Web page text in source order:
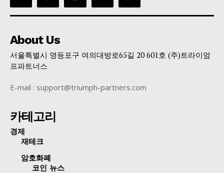
About Us
서울특별시 영등포구 여의대방로65길 20 601호 (주)트라이엄
프파트너스
E-mail : support@triumph-partners.com
카테고리
경제
재테크
암호화폐
코인 뉴스